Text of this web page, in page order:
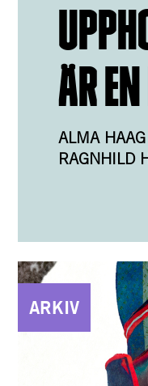
ÄR
ALMA
RAGNHILD
ARKIV